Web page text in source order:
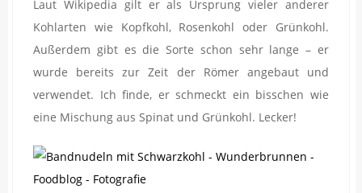
Laut Wikipedia gilt er als Ursprung vieler anderer
Kohlarten wie Kopfkohl, Rosenkohl oder Grünkohl.
Außerdem gibt es die Sorte schon sehr lange – er
wurde bereits zur Zeit der Römer angebaut und
verwendet. Ich finde, er schmeckt ein bisschen wie
eine Mischung aus Spinat und Grünkohl. Lecker!